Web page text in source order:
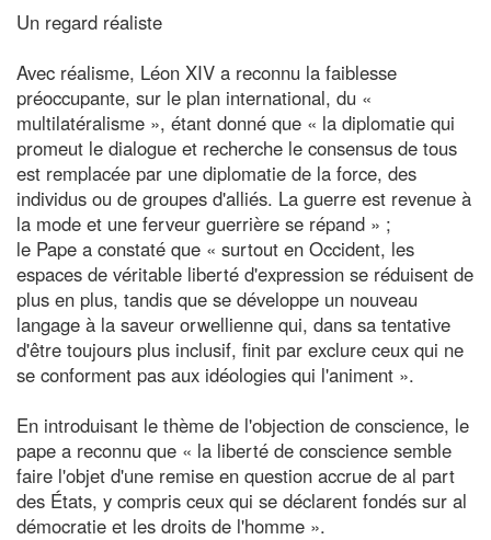
Un regard réaliste
Avec réalisme, Léon XIV a reconnu la faiblesse
préoccupante, sur le plan international, du «
multilatéralisme », étant donné que « la diplomatie qui
promeut le dialogue et recherche le consensus de tous
est remplacée par une diplomatie de la force, des
individus ou de groupes d'alliés. La guerre est revenue à
la mode et une ferveur guerrière se répand » ;
le Pape a constaté que « surtout en Occident, les
espaces de véritable liberté d'expression se réduisent de
plus en plus, tandis que se développe un nouveau
langage à la saveur orwellienne qui, dans sa tentative
d'être toujours plus inclusif, finit par exclure ceux qui ne
se conforment pas aux idéologies qui l'animent ».
En introduisant le thème de l'objection de conscience, le
pape a reconnu que « la liberté de conscience semble
faire l'objet d'une remise en question accrue de al part
des États, y compris ceux qui se déclarent fondés sur al
démocratie et les droits de l'homme ».